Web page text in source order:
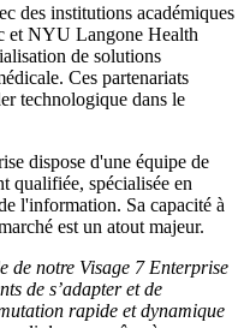
des institutions académiques
et NYU Langone Health
de solutions
Ces partenariats
technologique dans le
dispose d'une équipe de
qualifiée, spécialisée en
l'information. Sa capacité à
est un atout majeur.
de notre Visage 7 Enterprise
de s’adapter et de
rapide et dynamique